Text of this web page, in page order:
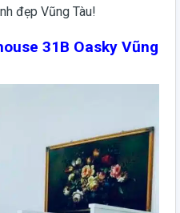
đẹp Vũng Tàu!
31B Oasky Vũng